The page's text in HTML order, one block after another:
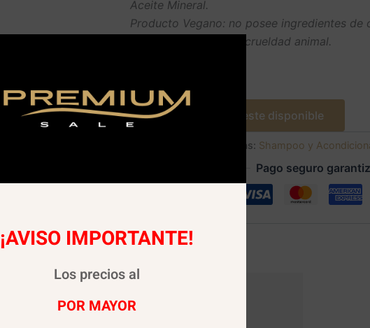
Aceite Mineral.
Producto Vegano: no posee ingredientes de
Cruelty Free: libre de crueldad animal.
Avísame cuando este disponible
Categorías: Shampoo y
Pago seguro
¡AVISO IMPORTANTE!
Los precios al
POR MAYOR